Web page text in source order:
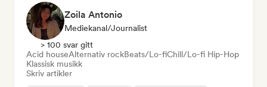
Zoila Antonio
Mediekanal/journalist
> 100 svar gitt
Acid houseAlternativ rockBeats/Lo-fiChill/Lo-fi Hip-Hop
Klassisk musikk
Skriv artikler